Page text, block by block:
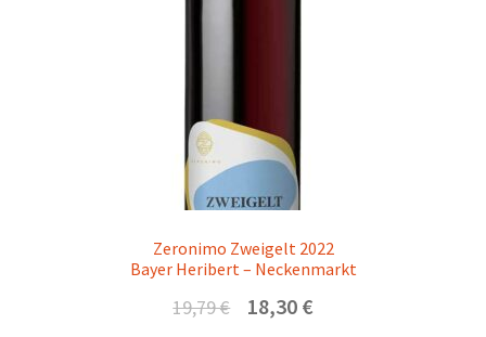
Zeronimo Zweigelt 2022
Bayer Heribert – Neckenmarkt
19,79€
Ursprünglicher
18,30 €Aktueller